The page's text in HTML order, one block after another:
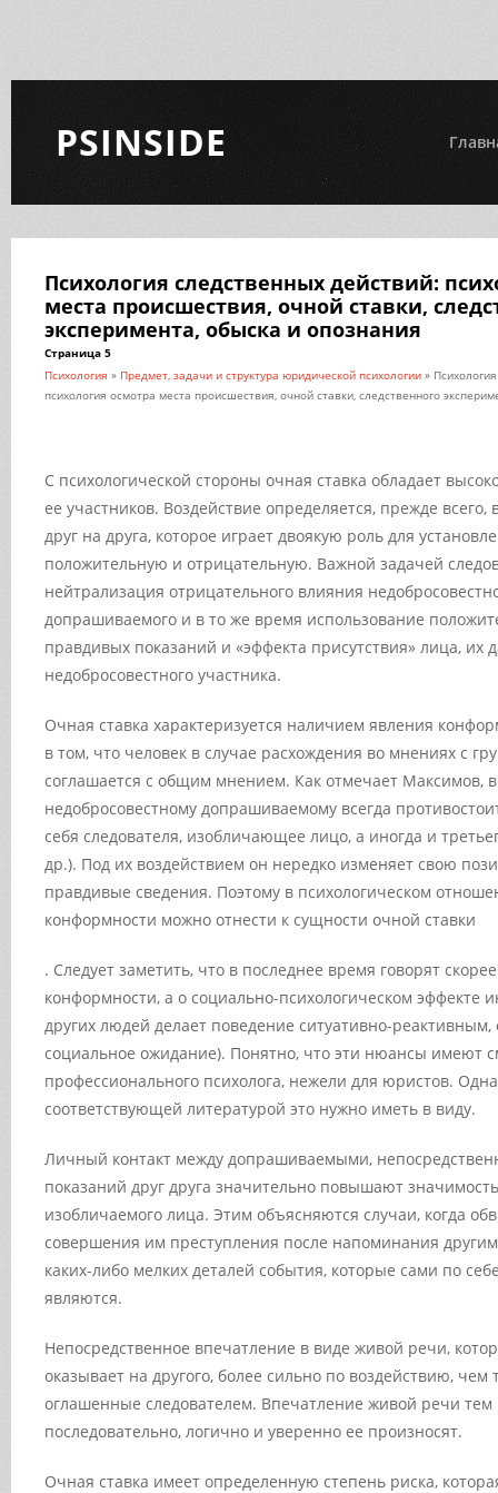
PSINSIDE
Психология следственных действий:
места происшествия, очной ставки,
эксперимента, обыска и опознания
Страница 5
Психология » Предмет, задачи и структура юридической психологии »
психология осмотра места происшествия, очной ставки, следственного
С психологической стороны очная ставка обладает
ее участников. Воздействие определяется, прежде
друг на друга, которое играет двоякую роль для
положительную и отрицательную. Важной задачей
нейтрализация отрицательного влияния
допрашиваемого и в то же время использование
правдивых показаний и «эффекта присутствия» лица, их
недобросовестного участника.
Очная ставка характеризуется наличием явления
в том, что человек в случае расхождения во мнениях с
соглашается с общим мнением. Как отмечает Максимов,
недобросовестному допрашиваемому всегда
себя следователя, изобличающее лицо, а иногда и
др.). Под их воздействием он нередко изменяет свою
правдивые сведения. Поэтому в психологическом
конформности можно отнести к сущности очной ставки
. Следует заметить, что в последнее время говорят
конформности, а о социально-психологическом эффекте
других людей делает поведение ситуативно-
социальное ожидание). Понятно, что эти нюансы имеют
профессионального психолога, нежели для юристов.
соответствующей литературой это нужно иметь в виду.
Личный контакт между допрашиваемыми,
показаний друг друга значительно повышают
изобличаемого лица. Этим объясняются случаи, когда
совершения им преступления после напоминания
каких-либо мелких деталей события, которые сами по
являются.
Непосредственное впечатление в виде живой речи,
оказывает на другого, более сильно по воздействию, чем
оглашенные следователем. Впечатление живой речи
последовательно, логично и уверенно ее произносят.
Очная ставка имеет определенную степень риска,